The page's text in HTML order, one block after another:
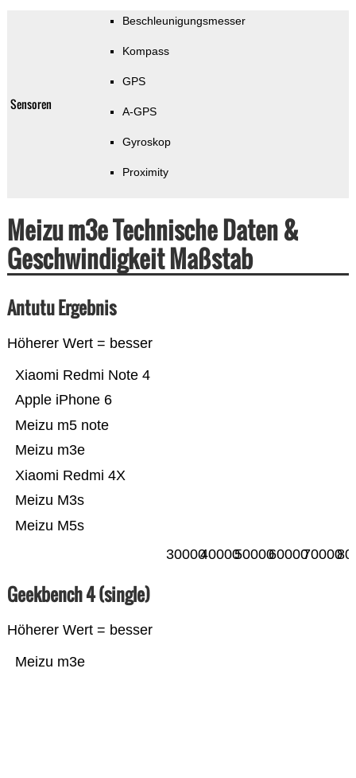
Sensoren
Beschleunigungsmesser
Kompass
GPS
A-GPS
Gyroskop
Proximity
Meizu m3e Technische Daten &
Geschwindigkeit Maßstab
Antutu Ergebnis
Höherer Wert = besser
Meizu M5s
Meizu M3s
Xiaomi Redmi 4X
Meizu m3e
Meizu m5 note
Apple iPhone 6
Xiaomi Redmi Note 4
3000040000500006000070000
Geekbench 4 (single)
Höherer Wert = besser
Meizu m3e